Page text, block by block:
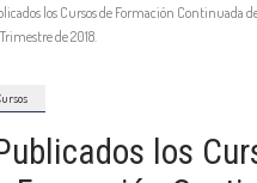
los Cursos de Formación Continuada
Trimestre de 2018.
los